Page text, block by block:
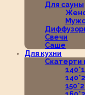
Для сауны
Свечи
Саше
Для кухни
Скатерти